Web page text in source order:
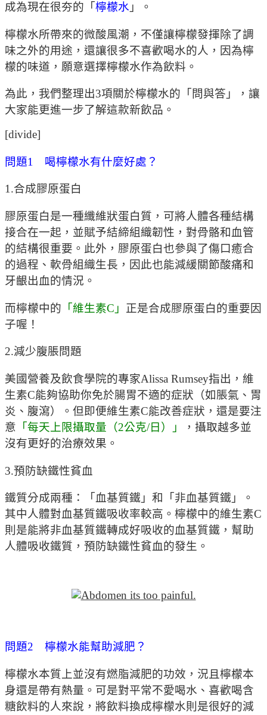
成為現在很夯的「 檸檬水 」。
檸檬水所帶來的微酸風潮，不僅讓檸檬發揮除了調
味之外的用途，還讓很多不喜歡喝水的人，因為檸
檬的味道，願意選擇檸檬水作為飲料。
為此，我們整理出3項關於檸檬水的「問與答」，讓
大家能更進一步了解這款新飲品。
[divide]
問題1 喝檸檬水有什麼好處？
1.合成膠原蛋白
膠原蛋白是一種纖維狀蛋白質，可將人體各種結構
接合在一起，並賦予結締組織韌性，對骨骼和血管
的結構很重要。此外，膠原蛋白也參與了傷口癒合
的過程、軟骨組織生長，因此也能減緩關節酸痛和
牙齦出血的情況。
而檸檬中的 「維生素C」 正是合成膠原蛋白的重要因
子喔！
2.減少腹脹問題
美國營養及飲食學院的專家Alissa Rumsey指出，維
生素C能夠協助你免於腸胃不適的症狀（如脹氣、胃
炎、腹瀉）。但即便維生素C能改善症狀，還是要注
意 「每天上限攝取量（2公克/日）」
，攝取越多並
沒有更好的治療效果。
3.預防缺鐵性貧血
鐵質分成兩種：「血基質鐵」和「非血基質鐵」。
其中人體對血基質鐵吸收率較高。檸檬中的維生素C
則是能將非血基質鐵轉成好吸收的血基質鐵，幫助
人體吸收鐵質，預防缺鐵性貧血的發生。
問題2 檸檬水能幫助減肥？
檸檬水本質上並沒有燃脂減肥的功效，況且檸檬本
身還是帶有熱量。可是對平常不愛喝水、喜歡喝含
糖飲料的人來說，將飲料換成檸檬水則是很好的減